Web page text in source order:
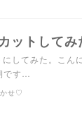
ットしてみ
してみた。こ
す…
かせ♡